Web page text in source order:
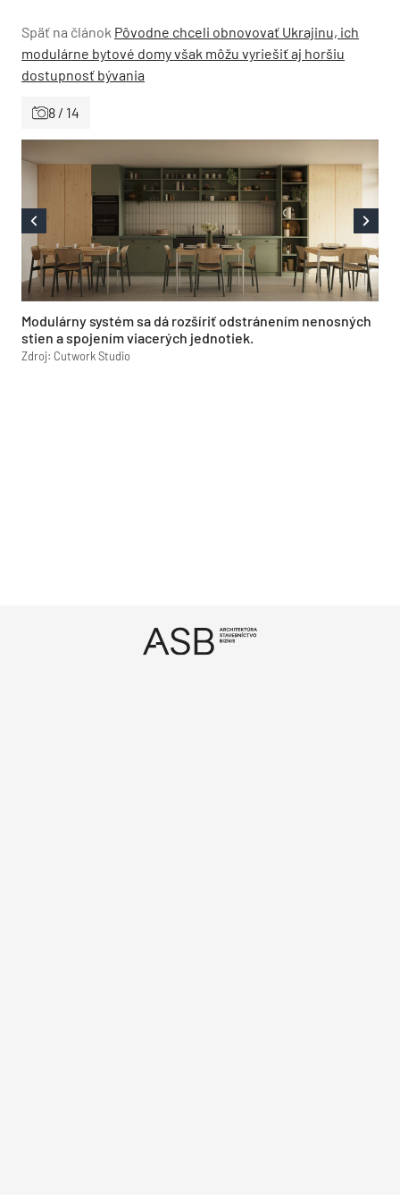
Späť na článok Pôvodne chceli obnovovať Ukrajinu, ich
modulárne bytové domy však môžu vyriešiť aj horšiu
dostupnosť bývania
8 / 14
Modulárny systém sa dá rozšíriť odstránením nenosných
stien a spojením viacerých jednotiek.
Zdroj: Cutwork Studio